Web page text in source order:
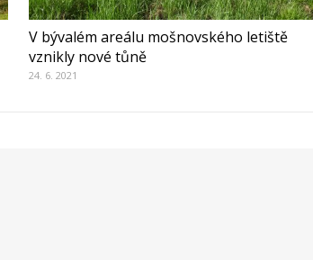
V bývalém areálu mošnovského letiště
vznikly nové tůně
24. 6. 2021